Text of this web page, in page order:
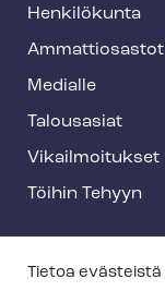
Henkilökunta
Ammattiosastot
Medialle
Talousasiat
Vi­kail­moi­tuk­set
Töihin Tehyyn
T
Tietoa evästeistä